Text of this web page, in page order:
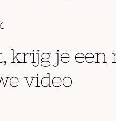
krijg je een
video